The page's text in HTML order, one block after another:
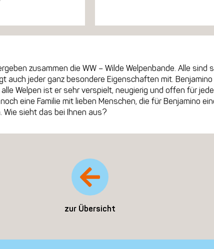
zusammen die WW – Wilde Welpenbande. Alle sind
auch jeder ganz besondere Eigenschaften mit.
Welpen ist er sehr verspielt, neugierig und offen für
eine Familie mit lieben Menschen, die für Benjamino
Wie sieht das bei Ihnen aus?
zur Übersicht